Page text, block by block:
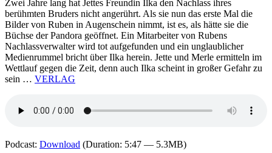
Zwei Jahre lang hat Jettes Freundin Ilka den Nachlass ihres
berühmten Bruders nicht angerührt. Als sie nun das erste Mal die
Bilder von Ruben in Augenschein nimmt, ist es, als hätte sie die
Büchse der Pandora geöffnet. Ein Mitarbeiter von Rubens
Nachlassverwalter wird tot aufgefunden und ein unglaublicher
Medienrummel bricht über Ilka herein. Jette und Merle ermitteln im
Wettlauf gegen die Zeit, denn auch Ilka scheint in großer Gefahr zu
sein … VERLAG
Podcast: Download (Duration: 5:47 — 5.3MB)